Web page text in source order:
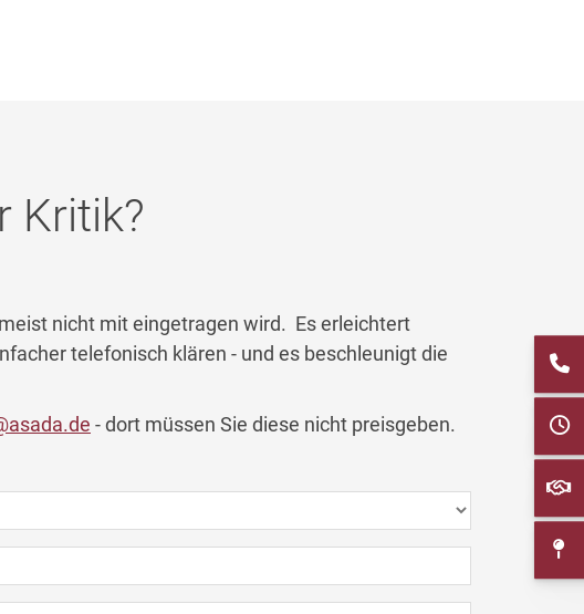
Kritik?
nicht mit eingetragen wird. Es erleichtert
telefonisch klären - und es beschleunigt die
- dort müssen Sie diese nicht preisgeben.